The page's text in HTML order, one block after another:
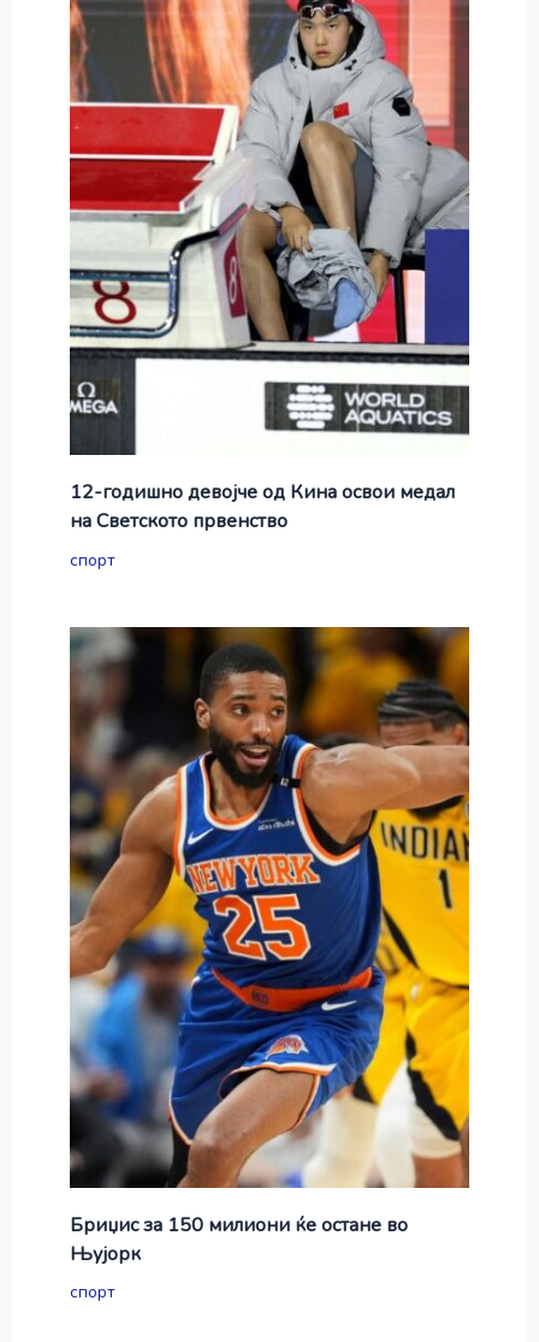
12-годишно девојче од Кина освои медал
на Светското првенство
спорт
Бриџис за 150 милиони ќе остане во
Њујорк
спорт